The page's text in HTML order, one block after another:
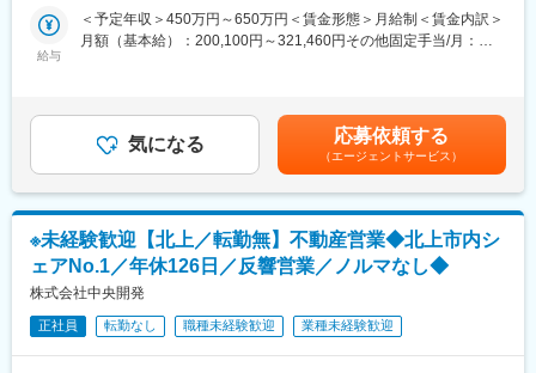
■キャリアパス（一例）：
入社→担当技術者（設計実務）→管理技術者（RCCM取得・技術
ランディックは創業50周年を迎え、測量・地質調査・建設コンサ
ルタント・補償コンサルタント・GIS分野までインフラをトータル
に支える技術者集団です。UAV・3次元モデル・CIMへの対応な
ど、「新しい技術を現場で使い切る」ことを重視しています。
■ランドワークGについて：
ランドワークグループは、建設コンサルタント事業をはじめ、墓
石小売、不動産、建築石材、貿易など多角的に展開する企業グル
ープです。
・補助金申請
・設計管理
※工期について：着工から完成までは約半年～1年間程度
■当ポジションのやりがい：
・それぞれアイデアを出し合い、新しい価値観と住むことが喜び
となるよう様々な角度からご提案しています。
■働き方について：
連携して処理できる内容は分担したり、クラウドツール
（ANDPAD）を使用し、施工現場でのリアルタイムでの情報確認
給与
＜予定年収＞450万円～650万円＜賃金形態＞月給制＜賃金内訳＞
月額（基本給）：200,100円～321,460円その他固定手当/月：
手当＞有＜給与補足＞※給与詳細は経験・能力を考慮し、相談の上
決定します。■その他固定手当：携帯手当 5,000円■昇給：あり■賞
与：年2回（前年度実績：5ヶ月分）■資格手当：一級建築士
20,000円、二級建築士 10,000円賃金はあくまでも目安の金額であ
り、選考を通じて上下する可能性があります。月給(月額)は固定手
当を含めた表記です。
気になる 応募依頼する
（エージェントサービス）
※未経験歓迎【北上／転勤無】不動産営業◆北上市内シ
ェアNo.1／年休126日／反響営業／ノルマなし◆
株式会社中央開発
正社員 転勤なし 職種未経験歓迎 業種未経験歓迎